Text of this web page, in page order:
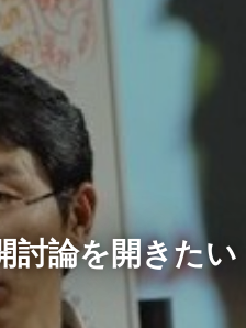
討論を開きたい